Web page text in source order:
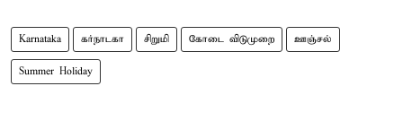
Karnataka கர்நாடகா சிறுமி கோடை விடுமுறை ஊஞ்சல்
Summer Holiday